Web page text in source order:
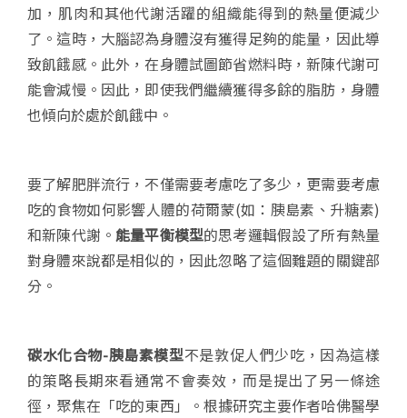
加，肌肉和其他代謝活躍的組織能得到的熱量便減少
了。這時，大腦認為身體沒有獲得足夠的能量，因此導
致飢餓感。此外，在身體試圖節省燃料時，新陳代謝可
能會減慢。因此，即使我們繼續獲得多餘的脂肪，身體
也傾向於處於飢餓中。
要了解肥胖流行，不僅需要考慮吃了多少，更需要考慮
吃的食物如何影響人體的荷爾蒙(如：胰島素、升糖素)
和新陳代謝。 能量平衡模型的思考邏輯假設了所有熱量
對身體來說都是相似的，因此忽略了這個難題的關鍵部
分。
碳水化合物-胰島素模型不是敦促人們少吃，因為這樣
的策略長期來看通常不會奏效，而是提出了另一條途
徑，聚焦在「吃的東西」。根據研究主要作者哈佛醫學